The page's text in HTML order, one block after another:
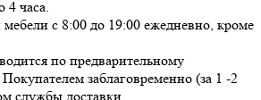
4 часа.
с 8:00 до 19:00 ежедневно, кроме
по предварительному
заблаговременно (за 1 -2
службы доставки.